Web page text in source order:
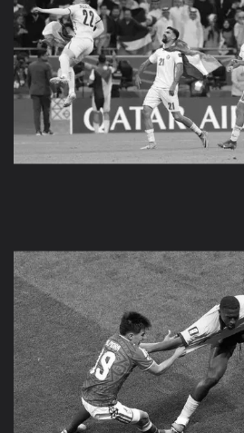
世界杯J组末轮
利3-3战平阿
世界杯A组最终
哥9分强